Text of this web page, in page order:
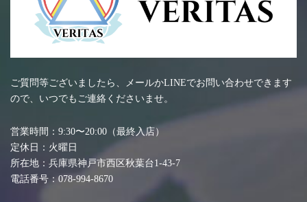
ご質問等ございましたら、メールかLINEでお問い合わせできます
ので、いつでもご連絡くださいませ。
営業時間：9:30〜20:00（最終入店）
定休日：火曜日
所在地：兵庫県神戸市西区秋葉台1-43-7
電話番号：078-994-8670